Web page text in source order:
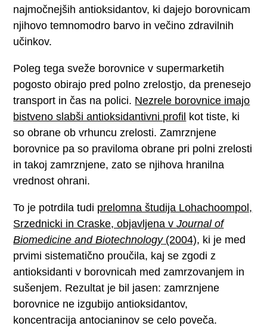
najmočnejših antioksidantov, ki dajejo borovnicam
njihovo temnomodro barvo in večino zdravilnih
učinkov.
Poleg tega sveže borovnice v supermarketih
pogosto obirajo pred polno zrelostjo, da prenesejo
transport in čas na polici. Nezrele borovnice imajo
bistveno slabši antioksidantivni profil kot tiste, ki
so obrane ob vrhuncu zrelosti. Zamrznjene
borovnice pa so praviloma obrane pri polni zrelosti
in takoj zamrznjene, zato se njihova hranilna
vrednost ohrani.
To je potrdila tudi prelomna študija Lohachoompol,
Srzednicki in Craske, objavljena vJournal of
Biomedicine and Biotechnology(2004), ki je med
prvimi sistematično proučila, kaj se zgodi z
antioksidanti v borovnicah med zamrzovanjem in
sušenjem. Rezultat je bil jasen: zamrznjene
borovnice ne izgubijo antioksidantov,
koncentracija antocianinov se celo poveča.